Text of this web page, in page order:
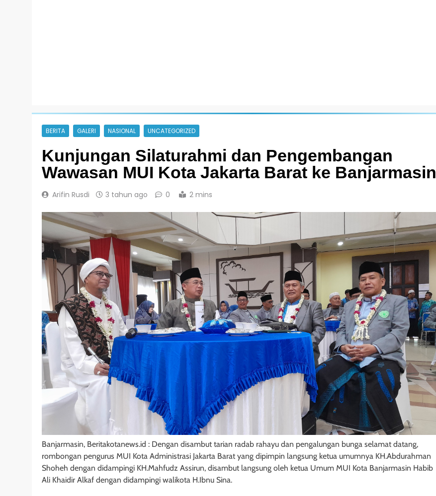
BERITA GALERI NASIONAL UNCATEGORIZED
Kunjungan Silaturahmi dan Pengembangan
Wawasan MUI Kota Jakarta Barat ke Banjarmasin
Arifin Rusdi 3 tahun ago 0 2 mins
Banjarmasin, Beritakotanews.id : Dengan disambut tarian radab rahayu dan pengalungan bunga selamat datang,
rombongan pengurus MUI Kota Administrasi Jakarta Barat yang dipimpin langsung ketua umumnya KH.Abdurahman
Shoheh dengan didampingi KH.Mahfudz Assirun, disambut langsung oleh ketua Umum MUI Kota Banjarmasin Habib
Ali Khaidir Alkaf dengan didampingi walikota H.Ibnu Sina.